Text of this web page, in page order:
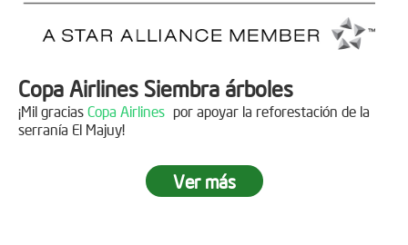
Copa Airlines Siembra árboles
¡Mil gracias Copa Airlines por apoyar la reforestación de la
serranía El Majuy!
Siembra en el Páramo Aguas Vivas
Ver más